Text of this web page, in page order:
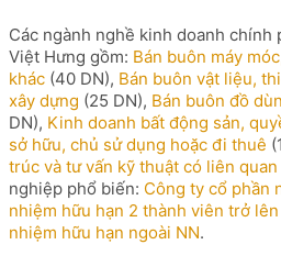
Các ngành nghề kinh doanh chính
Việt Hưng gồm: Bán buôn máy
khác (40 DN), Bán buôn vật liệu,
xây dựng (25 DN), Bán buôn đồ
DN), Kinh doanh bất động sản,
sở hữu, chủ sử dụng hoặc đi thuê
trúc và tư vấn kỹ thuật có liên quan
nghiệp phổ biến: Công ty cổ phần
nhiệm hữu hạn 2 thành viên trở
nhiệm hữu hạn ngoài NN.